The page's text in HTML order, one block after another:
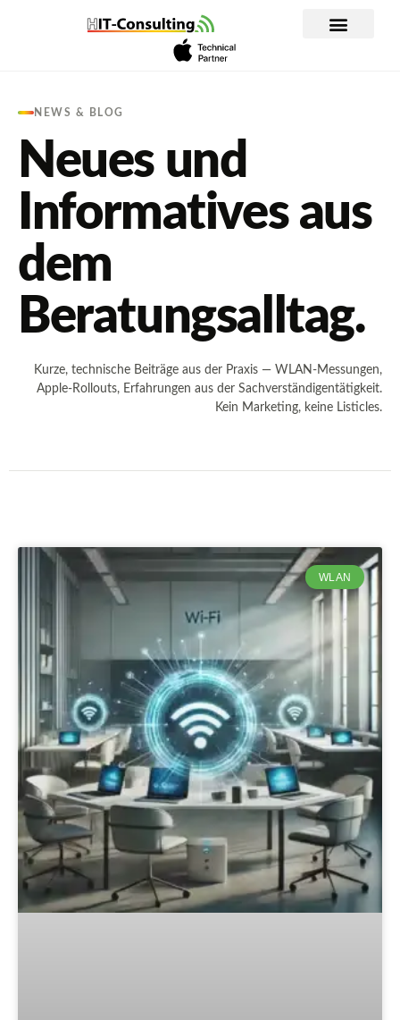
NEWS & BLOG
Neues und
Informatives aus
dem
Beratungsalltag.
Kurze, technische Beiträge aus der Praxis — WLAN-Messungen,
Apple-Rollouts, Erfahrungen aus der Sachverständigentätigkeit.
Kein Marketing, keine Listicles.
WLAN